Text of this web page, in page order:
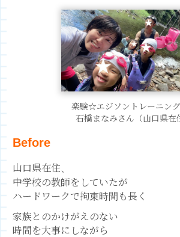
楽験☆エジソントレーニン
石橋まなみさん（山口県在
Before
山口県在住、
中学校の教師をしていたが
ハードワークで拘束時間も長く
家族とのかけがえのない
時間を大事にしながら